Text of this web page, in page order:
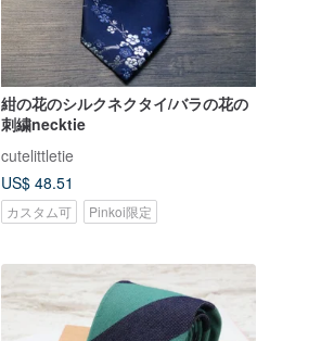
紺の花のシルクネクタイ/バラの花の
刺繍necktie
cutelittletie
US$ 48.51
カスタム可 Pinkoi限定